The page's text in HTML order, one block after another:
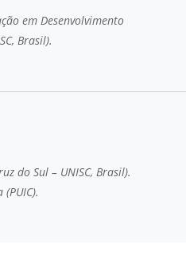
em Desenvolvimento
Brasil).
do Sul – UNISC, Brasil).